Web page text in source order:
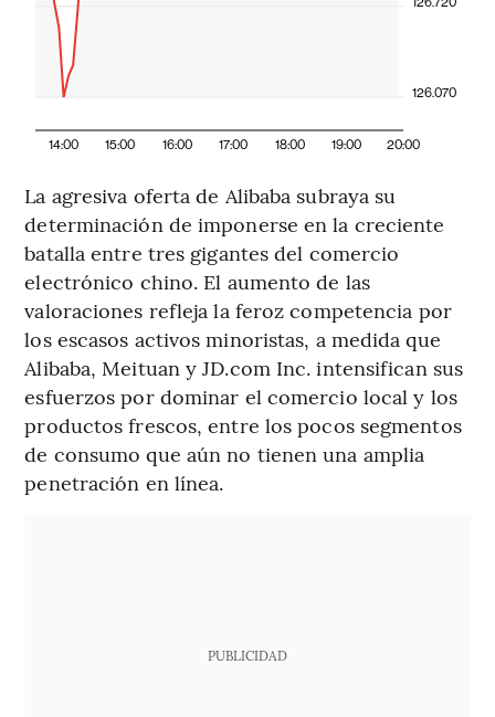
14:00 15:00 16:00 17:00 18:00 19:00 20:00
126.070
La agresiva oferta de Alibaba subraya su
determinación de imponerse en la creciente
batalla entre tres gigantes del comercio
electrónico chino. El aumento de las
valoraciones refleja la feroz competencia por
los escasos activos minoristas, a medida que
Alibaba, Meituan y JD.com Inc. intensifican sus
esfuerzos por dominar el comercio local y los
productos frescos, entre los pocos segmentos
de consumo que aún no tienen una amplia
penetración en línea.
PUBLICIDAD